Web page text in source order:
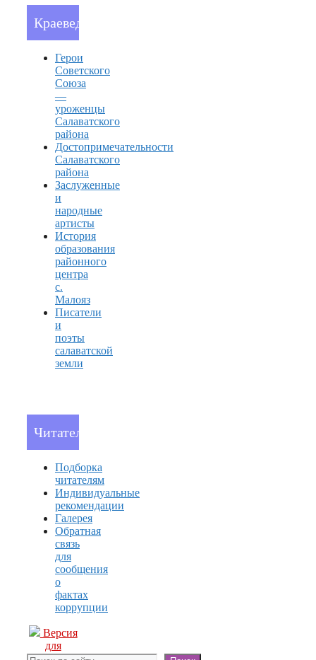
Краеведение
Герои
Советского
Союза
—
уроженцы
Салаватского
района
Достопримечательности
Салаватского
района
Заслуженные
и
народные
артисты
История
образования
районного
центра
с.
Малояз
Писатели
и
поэты
салаватской
земли
Читателям
Подборка
читателям
Индивидуальные
рекомендации
Галерея
Обратная
связь
для
сообщения
о
фактах
коррупции
Версия
для